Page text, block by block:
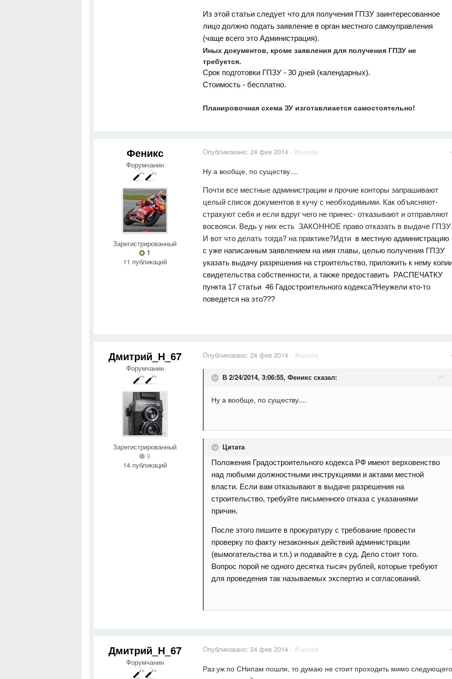
Из этой статьи следует что для получения ГПЗУ заинтересованное
лицо должно подать заявление в орган местного самоуправления
(чаще всего это Администрация).
Иных документов, кроме заявления для получения ГПЗУ не
требуется.
Срок подготовки ГПЗУ - 30 дней (календарных).
Стоимость - бесплатно.
Планировочная схема ЗУ изготавлиается самостоятельно!
Феникс
Форумчанин
Зарегистрированный
1
11 публикаций
Опубликовано: 24 фев 2014 · Жалоба
Ну а вообще, по существу....
Почти все местные администрации и прочие конторы запрашивают
целый список документов в кучу с необходимыми. Как объясняют-
страхуют себя и если вдруг чего не принес- отказывают и отправляют
восвояси. Ведь у них есть ЗАКОННОЕ право отказать в выдаче
И вот что делать тогда? на практике?Идти в местную администрацию
с уже написанным заявлением на имя главы, целью получения ГПЗУ
указать выдачу разрешения на строительство, приложить к нему
свидетельства собственности, а также предоставить РАСПЕЧАТКУ
пункта 17 статьи 46 Гадостроительного кодекса?Неужели кто-то
поведется на это???
Дмитрий_Н_67
Форумчанин
Зарегистрированный
0
14 публикаций
Опубликовано: 24 фев 2014 · Жалоба
В 2/24/2014, 3:06:55, Феникс сказал:
Ну а вообще, по существу....
Цитата
Положения Градостроительного кодекса РФ имеют верховенство
над любыми должностными инструкциями и актами местной
власти. Если вам отказывают в выдаче разрешения на
строительство, требуйте письменного отказа с указаниями
причин.
После этого пишите в прокуратуру с требование провести
проверку по факту незаконных действий администрации
(вымогательства и т.п.) и подавайте в суд. Дело стоит того.
Вопрос порой не одного десятка тысяч рублей, которые требуют
для проведения так называемых экспертиз и согласований.
Дмитрий_Н_67
Форумчанин
Опубликовано: 24 фев 2014 · Жалоба
Раз уж по СНипам пошли, то думаю не стоит проходить мимо следующего